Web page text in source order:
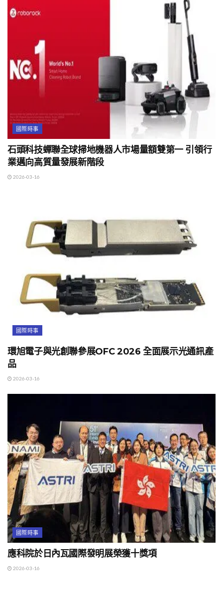
國際時事
石頭科技蟬聯全球掃地機器人市場量額雙第一 引領行
業邁向高質量發展新階段
2026-03-16
國際時事
環旭電子與光創聯參展OFC 2026 全面展示光通訊產
品
2026-03-16
國際時事
應科院於日內瓦國際發明展榮獲十獎項
2026-03-16